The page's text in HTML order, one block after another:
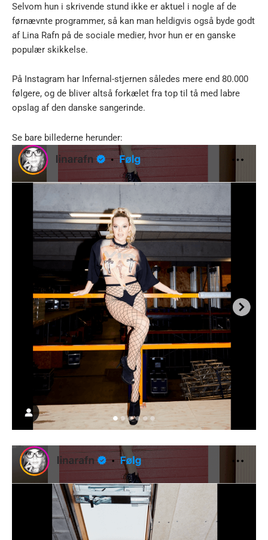
Selvom hun i skrivende stund ikke er aktuel i nogle af de
førnævnte programmer, så kan man heldigvis også byde godt
af Lina Rafn på de sociale medier, hvor hun er en ganske
populær skikkelse.
På Instagram har Infernal-stjernen således mere end 80.000
følgere, og de bliver altså forkælet fra top til tå med labre
opslag af den danske sangerinde.
Se bare billederne herunder: